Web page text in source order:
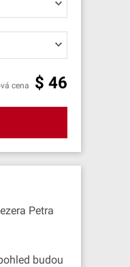
cena $ 46
Petra
budou